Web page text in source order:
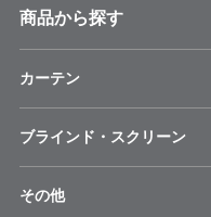
商品から探す
カーテン
ブラインド・スクリーン
その他